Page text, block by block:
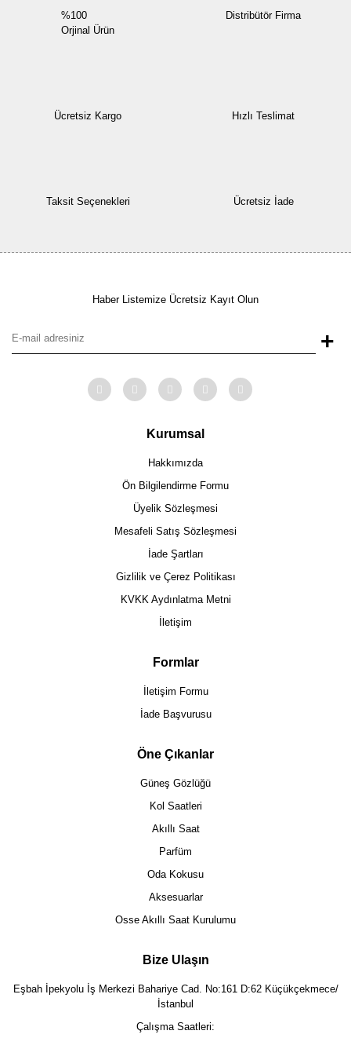
%100
Orjinal Ürün
Distribütör Firma
Ücretsiz Kargo Hızlı Teslimat
Taksit Seçenekleri Ücretsiz İade
Haber Listemize Ücretsiz Kayıt Olun
+
Kurumsal
Hakkımızda
Ön Bilgilendirme Formu
Üyelik Sözleşmesi
Mesafeli Satış Sözleşmesi
İade Şartları
Gizlilik ve Çerez Politikası
KVKK Aydınlatma Metni
İletişim
Formlar
İletişim Formu
İade Başvurusu
Öne Çıkanlar
Güneş Gözlüğü
Kol Saatleri
Akıllı Saat
Parfüm
Oda Kokusu
Aksesuarlar
Osse Akıllı Saat Kurulumu
Bize Ulaşın
Eşbah İpekyolu İş Merkezi Bahariye Cad. No:161 D:62 Küçükçekmece/
İstanbul
Çalışma Saatleri: